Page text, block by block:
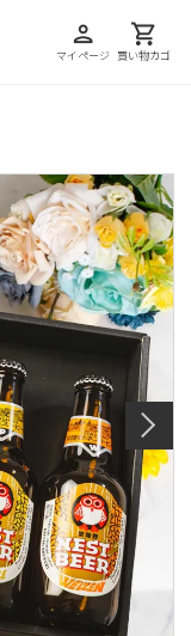
person
マイページ
shopping_cart
買い物カゴ